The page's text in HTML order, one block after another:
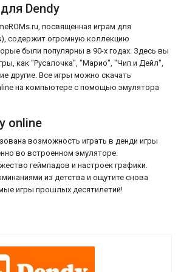
Dendy
посвященная играм для
содержит огромную коллекцию
были популярны в 90-х годах. Здесь вы
как "Русалочка", "Марио", "Чип и Дейл",
другие. Все игры можно скачать
на компьютере с помощью эмулятора
online
возможность играть в денди игры
во встроенном эмуляторе.
геймпадов и настроек графики.
из детства и ощутите снова
игры прошлых десятилетий!